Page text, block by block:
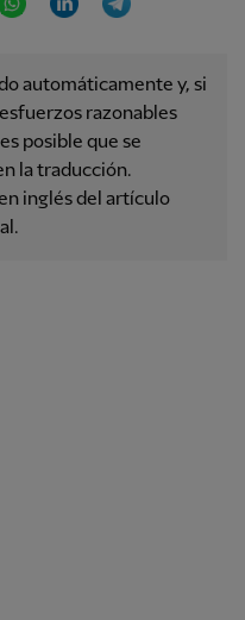
automáticamente y, si
razonables
posible que se
la traducción.
inglés del artículo